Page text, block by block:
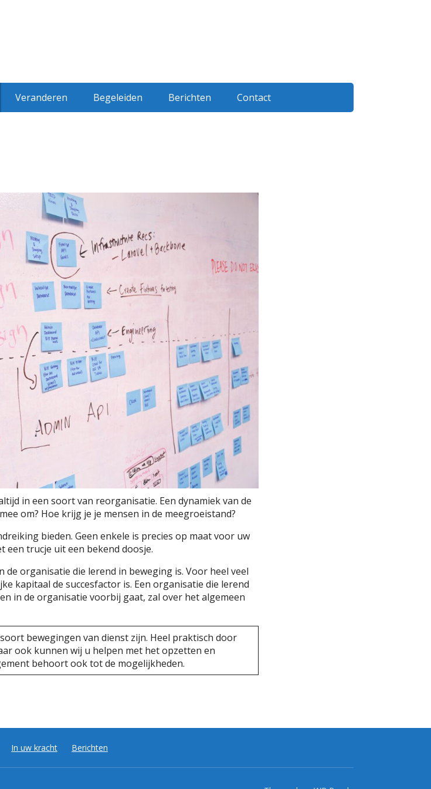
Veranderen Begeleiden Berichten Contact
in een soort van reorganisatie. Een dynamiek van de
om? Hoe krijg je je mensen in de meegroeistand?
bieden. Geen enkele is precies op maat voor uw
een trucje uit een bekend doosje.
organisatie die lerend in beweging is. Voor heel veel
kapitaal de succesfactor is. Een organisatie die lerend
in de organisatie voorbij gaat, zal over het algemeen
bewegingen van dienst zijn. Heel praktisch door
ook kunnen wij u helpen met het opzetten en
behoort ook tot de mogelijkheden.
In uw kracht Berichten